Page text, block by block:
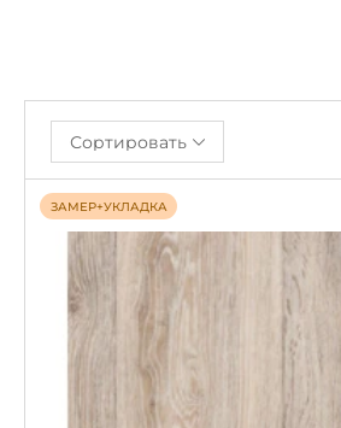
Сортировать
ЗАМЕР+УКЛАДКА